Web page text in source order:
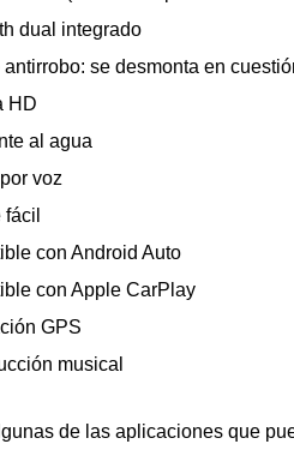
dual integrado
antirrobo: se desmonta en
HD
al agua
voz
con Android Auto
con Apple CarPlay
GPS
musical
de las aplicaciones que